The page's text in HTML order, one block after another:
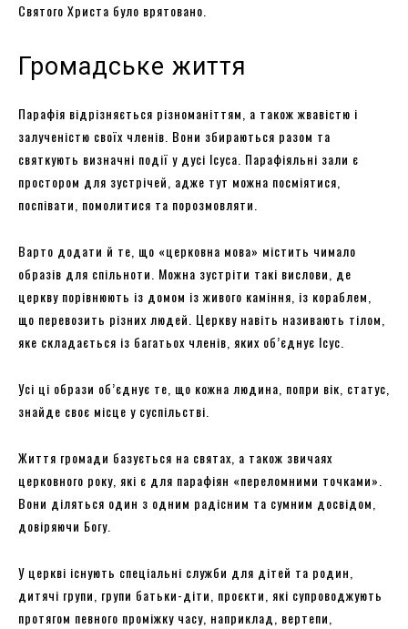
Святого Христа було врятовано.
Громадське життя
Парафія відрізняється різноманіттям, а також жвавістю і
залученістю своїх членів. Вони збираються разом та
святкують визначні події у дусі Ісуса. Парафіяльні зали є
простором для зустрічей, адже тут можна посміятися,
поспівати, помолитися та порозмовляти.
Варто додати й те, що «церковна мова» містить чимало
образів для спільноти. Можна зустріти такі вислови, де
церкву порівнюють із домом із живого каміння, із кораблем,
що перевозить різних людей. Церкву навіть називають тілом,
яке складається із багатьох членів, яких об’єднує Ісус.
Усі ці образи об’єднує те, що кожна людина, попри вік, статус,
знайде своє місце у суспільстві.
Життя громади базується на святах, а також звичаях
церковного року, які є для парафіян «переломними точками».
Вони діляться один з одним радісним та сумним досвідом,
довіряючи Богу.
У церкві існують спеціальні служби для дітей та родин,
дитячі групи, групи батьки-діти, проєкти, які супроводжують
протягом певного проміжку часу, наприклад, вертепи,